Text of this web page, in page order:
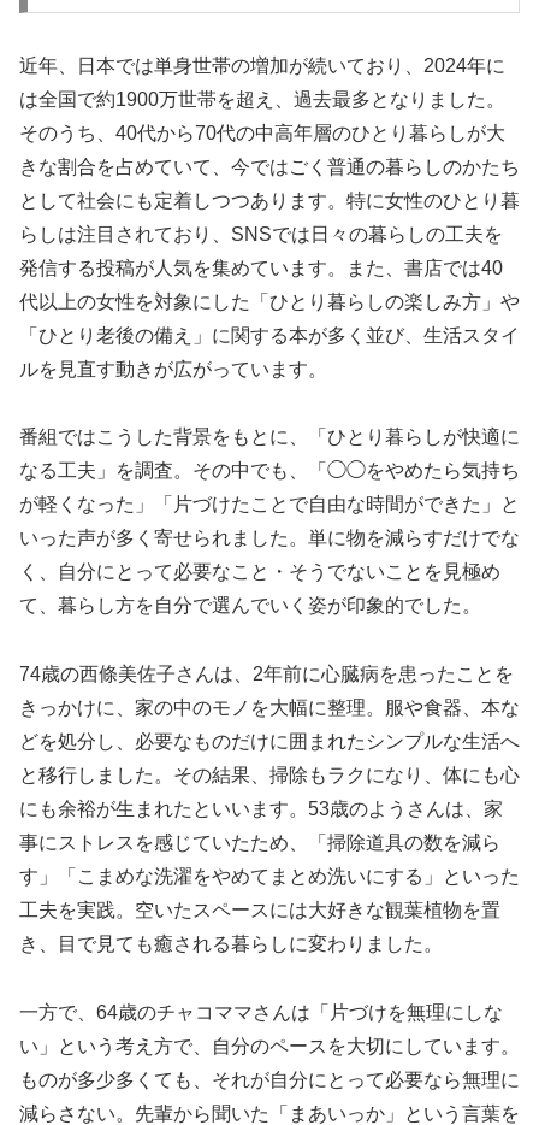
近年、日本では単身世帯の増加が続いており、2024年に
は全国で約1900万世帯を超え、過去最多となりました。
そのうち、40代から70代の中高年層のひとり暮らしが大
きな割合を占めていて、今ではごく普通の暮らしのかたち
として社会にも定着しつつあります。特に女性のひとり暮
らしは注目されており、SNSでは日々の暮らしの工夫を
発信する投稿が人気を集めています。また、書店では40
代以上の女性を対象にした「ひとり暮らしの楽しみ方」や
「ひとり老後の備え」に関する本が多く並び、生活スタイ
ルを見直す動きが広がっています。
番組ではこうした背景をもとに、「ひとり暮らしが快適に
なる工夫」を調査。その中でも、「◯◯をやめたら気持ち
が軽くなった」「片づけたことで自由な時間ができた」と
いった声が多く寄せられました。単に物を減らすだけでな
く、自分にとって必要なこと・そうでないことを見極め
て、暮らし方を自分で選んでいく姿が印象的でした。
74歳の西條美佐子さんは、2年前に心臓病を患ったことを
きっかけに、家の中のモノを大幅に整理。服や食器、本な
どを処分し、必要なものだけに囲まれたシンプルな生活へ
と移行しました。その結果、掃除もラクになり、体にも心
にも余裕が生まれたといいます。53歳のようさんは、家
事にストレスを感じていたため、「掃除道具の数を減ら
す」「こまめな洗濯をやめてまとめ洗いにする」といった
工夫を実践。空いたスペースには大好きな観葉植物を置
き、目で見ても癒される暮らしに変わりました。
一方で、64歳のチャコママさんは「片づけを無理にしな
い」という考え方で、自分のペースを大切にしています。
ものが多少多くても、それが自分にとって必要なら無理に
減らさない。先輩から聞いた「まあいっか」という言葉を